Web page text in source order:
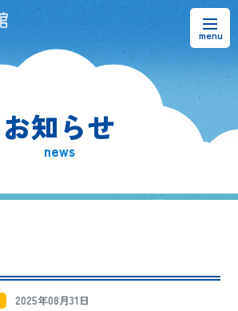
熊本市水の科学館とは
お問い合わせ
お知らせ
news
2025年08月31日